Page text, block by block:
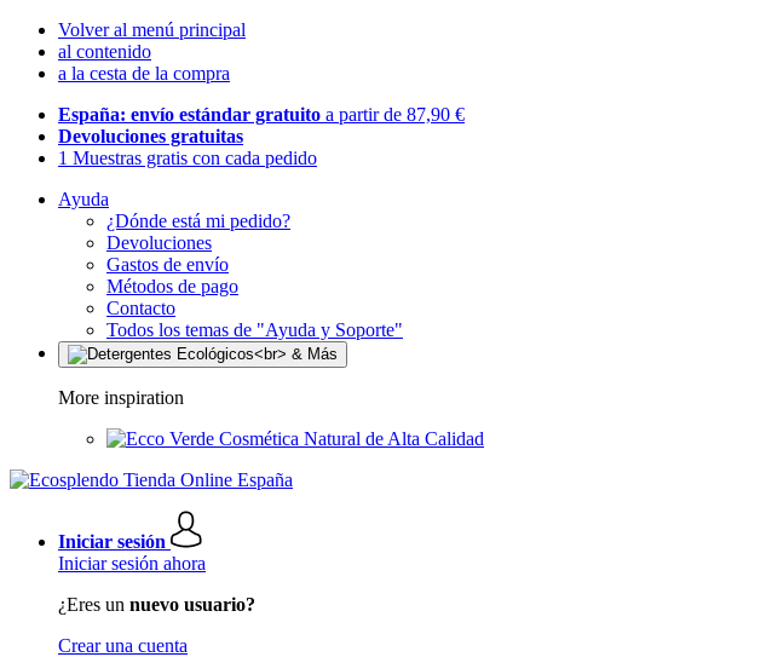
Volver al menú principal
al contenido
a la cesta de la compra
España: envío estándar gratuito a partir de 87,90 €
Devoluciones gratuitas
1 Muestras gratis con cada pedido
Ayuda
¿Dónde está mi pedido?
Devoluciones
Gastos de envío
Métodos de pago
Contacto
Todos los temas de "Ayuda y Soporte"
More inspiration
Cosmética Natural de Alta Calidad
Iniciar sesión
Iniciar sesión ahora
¿Eres un nuevo usuario?
Crear una cuenta